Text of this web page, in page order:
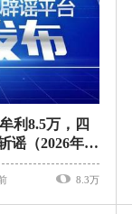
利8.5万，四
谣（2026年8
8.3万